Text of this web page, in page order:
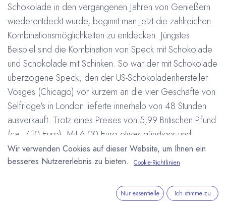
Schokolade in den vergangenen Jahren von Genießern
wiederentdeckt wurde, beginnt man jetzt die zahlreichen
Kombinationsmöglichkeiten zu entdecken. Jüngstes
Beispiel sind die Kombination von Speck mit Schokolade
und Schokolade mit Schinken. So war der mit Schokolade
überzogene Speck, den der US-Schokoladenhersteller
Vosges (Chicago) vor kurzem an die vier Geschäfte von
Selfridge's in London lieferte innerhalb von 48 Stunden
ausverkauft. Trotz eines Preises von 5,99 Britischen Pfund
(ca. 7,10 Euro). Mit 6,00 Euro etwas günstiger und
ebenso gefragt ist die einzige zur Zeit auf dem deutschen
Markt erhältliche Schokoladen-Schinken Kombination. Eine
Schinken, oder mit Schinken und Rosa Pfeffer, hergestellt
von Kiki's Pralinenwelt und erstmals auf dem Paderborner
Wir verwenden Cookies auf dieser Website, um Ihnen ein
besseres Nutzererlebnis zu bieten.
Cookie-Richtlinien
Nur essentielle Ich stimme zu